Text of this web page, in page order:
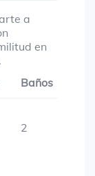
a
en
Baños
2